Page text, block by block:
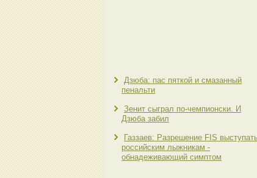
Дзюба: пас пяткой и смазанный
пенальти
Зенит сыграл по-чемпионски. И
Дзюба забил
Газзаев: Разрешение FIS выступать
российским лыжникам -
обнадеживающий симптом